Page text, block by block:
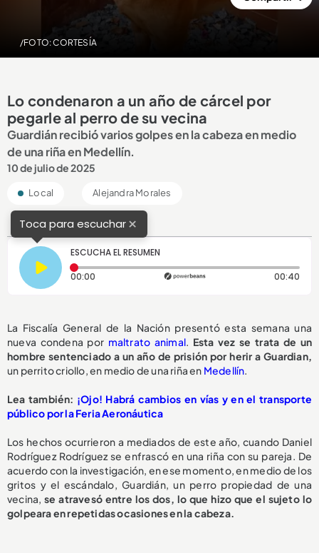
/FOTO: CORTESÍA
Lo condenaron a un año de cárcel por
pegarle al perro de su vecina
Guardián recibió varios golpes en la cabeza en medio
de una riña en Medellín.
10 de julio de 2025
Local Alejandra Morales
Toca para escuchar×
ESCUCHA EL RESUMEN
00:00 Tiempo transcurrido: 0 segundos 00:40
La Fiscalía General de la Nación presentó esta semana una
nueva condena por maltrato animal. Esta vez se trata de un
hombre sentenciado a un año de prisión por herir a Guardian,
un perrito criollo, en medio de una riña en Medellín.
Lea también: ¡Ojo! Habrá cambios en vías y en el transporte
público por la Feria Aeronáutica
Los hechos ocurrieron a mediados de este año, cuando Daniel
Rodríguez Rodríguez se enfrascó en una riña con su pareja. De
acuerdo con la investigación, en ese momento, en medio de los
gritos y el escándalo, Guardián, un perro propiedad de una
vecina,se atravesó entre los dos, lo que hizo que el sujeto lo
golpeara en repetidas ocasiones en la cabeza.